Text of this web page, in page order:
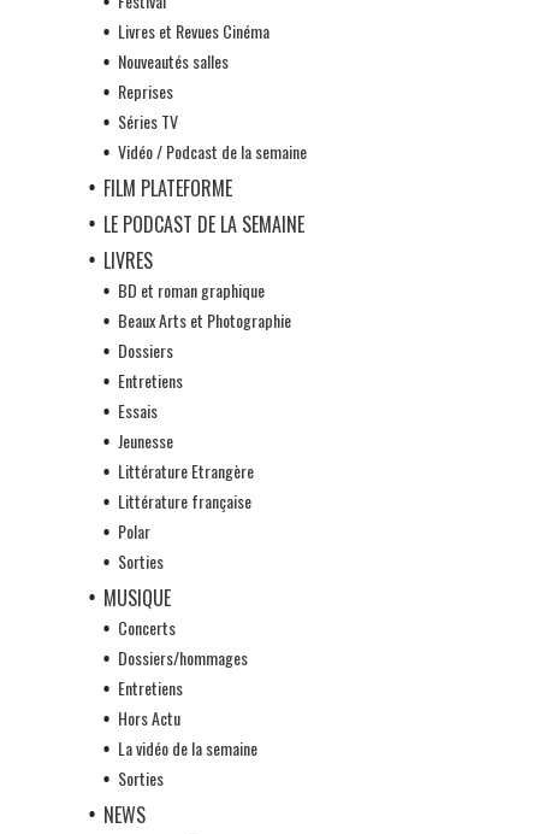
Livres et Revues Cinéma
Nouveautés salles
Reprises
Séries TV
Vidéo / Podcast de la semaine
FILM PLATEFORME
LE PODCAST DE LA SEMAINE
LIVRES
BD et roman graphique
Beaux Arts et Photographie
Dossiers
Entretiens
Essais
Jeunesse
Littérature Etrangère
Littérature française
Polar
Sorties
MUSIQUE
Concerts
Dossiers/hommages
Entretiens
Hors Actu
La vidéo de la semaine
Sorties
NEWS